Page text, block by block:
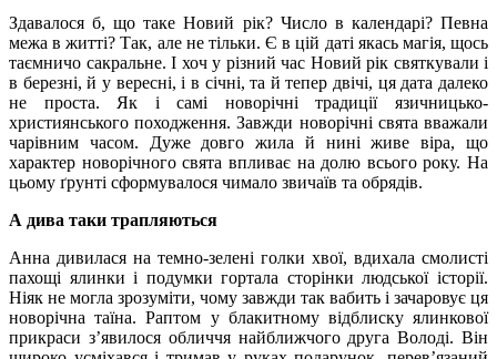
Здавалося б, що таке Новий рік? Число в календарі? Певна
межа в житті? Так, але не тільки. Є в цій даті якась магія, щось
таємничо сакральне. І хоч у різний час Новий рік святкували і
в березні, й у вересні, і в січні, та й тепер двічі, ця дата далеко
не проста. Як і самі новорічні традиції язичницько-
християнського походження. Завжди новорічні свята вважали
чарівним часом. Дуже довго жила й нині живе віра, що
характер новорічного свята впливає на долю всього року. На
цьому ґрунті сформувалося чимало звичаїв та обрядів.
А дива таки трапляються
Анна дивилася на темно-зелені голки хвої, вдихала смолисті
пахощі ялинки і подумки гортала сторінки людської історії.
Ніяк не могла зрозуміти, чому завжди так вабить і зачаровує ця
новорічна таїна. Раптом у блакитному відблиску ялинкової
прикраси з’явилося обличчя найближчого друга Володі. Він